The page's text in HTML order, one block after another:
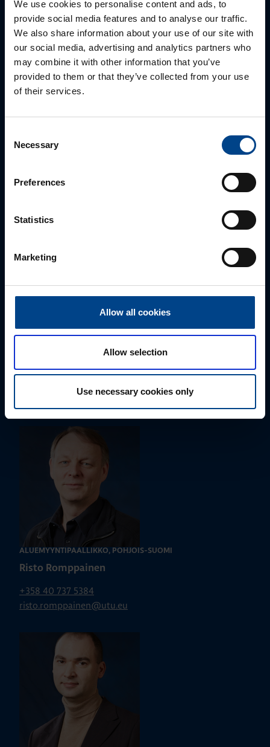
We use cookies to personalise content and ads, to
provide social media features and to analyse our traffic.
We also share information about your use of our site with
our social media, advertising and analytics partners who
may combine it with other information that you’ve
provided to them or that they’ve collected from your use
of their services.
Selection
Necessary
Preferences
Statistics
Marketing
Allow all cookies
Allow selection
Use necessary cookies only
+358 50 596 7006
ALUEMYYNTIPÄÄLLIKKÖ, POHJOIS-SUOMI
Risto Romppainen
+358 40 737 5384
risto.romppainen@utu.eu